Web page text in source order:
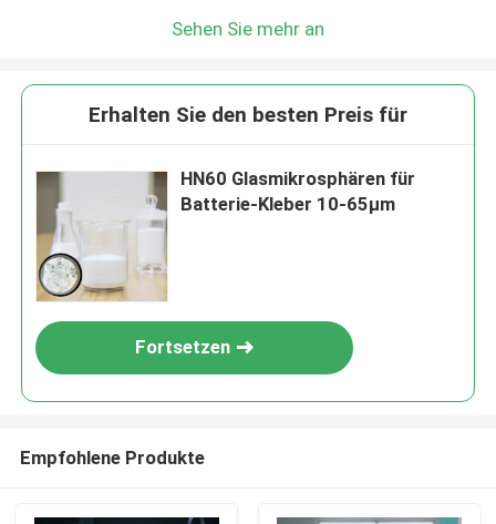
Sehen Sie mehr an
Erhalten Sie den besten Preis für
HN60 Glasmikrosphären für
Batterie-Kleber 10-65μm
Fortsetzen
Empfohlene Produkte